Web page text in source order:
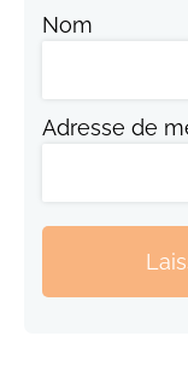
Nom
Adresse de